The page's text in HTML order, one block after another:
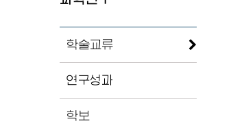
학술교류
연구성과
학보